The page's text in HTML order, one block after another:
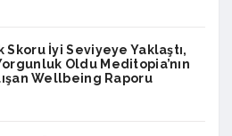
Skoru İyi Seviyeye Yaklaştı,
Oldu Meditopia’nın
Wellbeing Raporu